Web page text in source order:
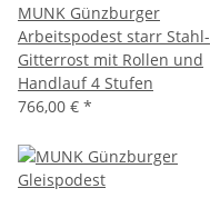
MUNK Günzburger
Arbeitspodest starr Stahl-
Gitterrost mit Rollen und
Handlauf 4 Stufen
766,00 € *